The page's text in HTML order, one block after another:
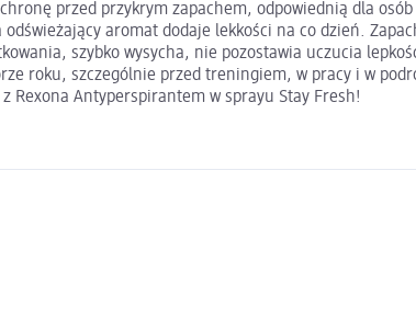
przed przykrym zapachem, odpowiednią dla
aromat dodaje lekkości na co dzień.
szybko wysycha, nie pozostawia uczucia
roku, szczególnie przed treningiem, w pracy i w
Rexona Antyperspirantem w sprayu Stay Fresh!